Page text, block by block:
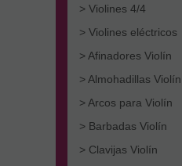
> Violines 4/4
> Violines eléctricos
> Afinadores Violín
> Almohadillas Violín
> Arcos para Violín
> Barbadas Violín
> Clavijas Violín